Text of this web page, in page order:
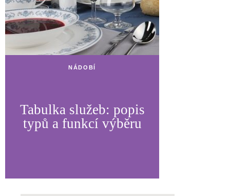
NÁDOBÍ
Tabulka služeb: popis
typů a funkcí výběru